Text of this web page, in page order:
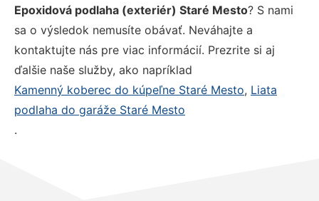
Epoxidová podlaha (exteriér) Staré Mesto? S nami
sa o výsledok nemusíte obávať. Neváhajte a
kontaktujte nás pre viac informácií. Prezrite si aj
ďalšie naše služby, ako napríklad
Kamenný koberec do kúpeľne Staré Mesto, Liata
podlaha do garáže Staré Mesto
.